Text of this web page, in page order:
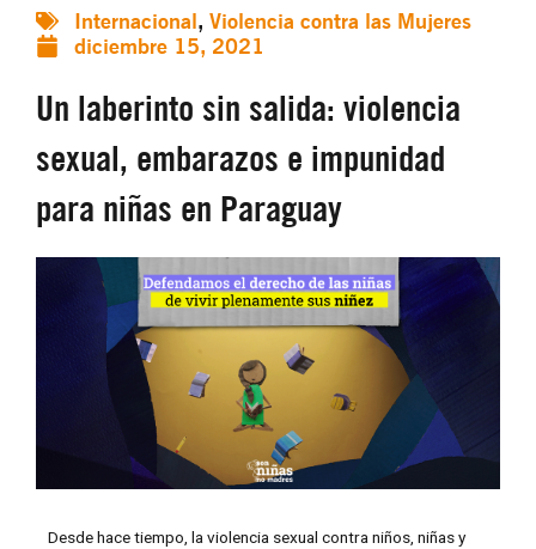
Internacional, Violencia contra las Mujeres
diciembre 15, 2021
Un laberinto sin salida: violencia
sexual, embarazos e impunidad
para niñas en Paraguay
Desde hace tiempo, la violencia sexual contra niños, niñas y